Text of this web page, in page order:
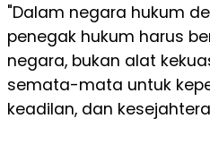
"Dalam negara hukum
penegak hukum harus
negara, bukan alat
semata-mata untuk
keadilan, dan